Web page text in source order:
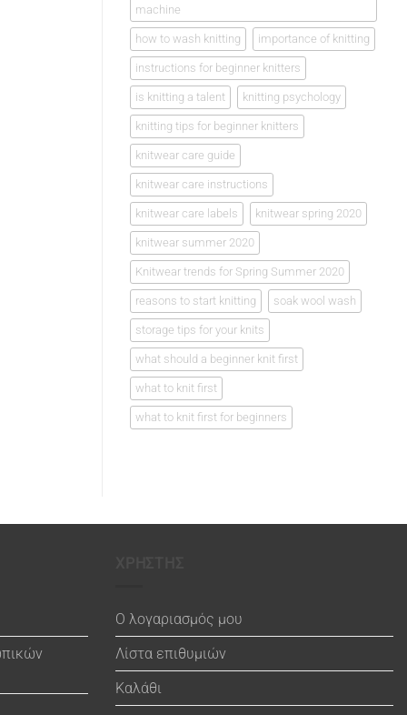
machine
how to wash knitting importance of knitting
instructions for beginner knitters
is knitting a talent knitting psychology
knitting tips for beginner knitters
knitwear care guide
knitwear care instructions
knitwear care labels knitwear spring 2020
knitwear summer 2020
Knitwear trends for Spring Summer 2020
reasons to start knitting soak wool wash
storage tips for your knits
what should a beginner knit first
what to knit first
what to knit first for beginners
Ο λογαριασμός μου
Λίστα επιθυμιών
Καλάθι